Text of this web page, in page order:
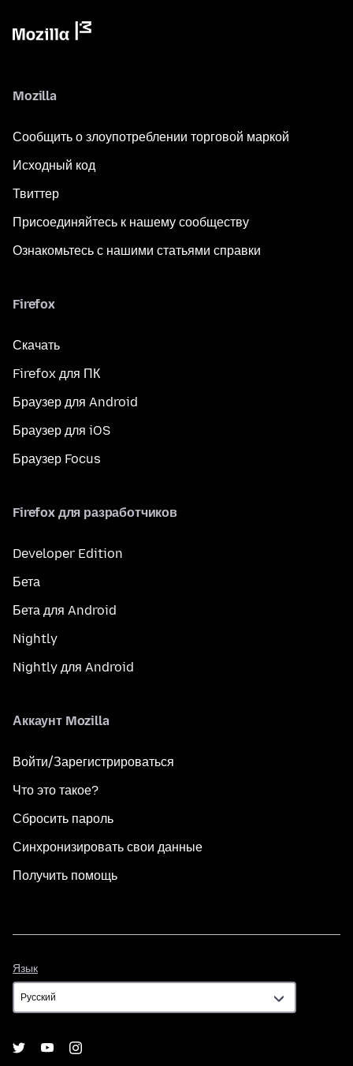
Mozilla
Сообщить о злоупотреблении торговой маркой
Исходный код
Твиттер
Присоединяйтесь к нашему сообществу
Ознакомьтесь с нашими статьями справки
Firefox
Скачать
Firefox для ПК
Браузер для Android
Браузер для iOS
Браузер Focus
Firefox для разработчиков
Developer Edition
Бета
Бета для Android
Nightly
Nightly для Android
Аккаунт Mozilla
Войти/Зарегистрироваться
Что это такое?
Сбросить пароль
Синхронизировать свои данные
Получить помощь
Язык